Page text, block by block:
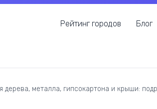
Рейтинг городов Блог
дерева, металла, гипсокартона и крыши: